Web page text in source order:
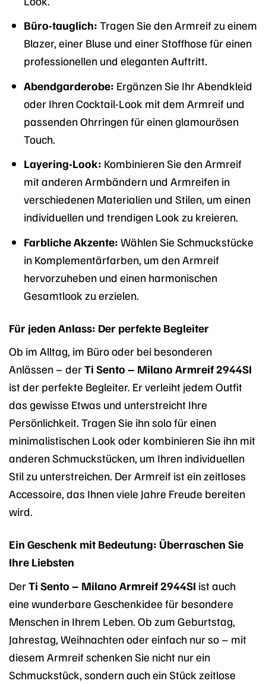
Büro-tauglich: Tragen Sie den Armreif zu einem
Blazer, einer Bluse und einer Stoffhose für einen
professionellen und eleganten Auftritt.
Abendgarderobe: Ergänzen Sie Ihr Abendkleid
oder Ihren Cocktail-Look mit dem Armreif und
passenden Ohrringen für einen glamourösen
Touch.
Layering-Look: Kombinieren Sie den Armreif
mit anderen Armbändern und Armreifen in
verschiedenen Materialien und Stilen, um einen
individuellen und trendigen Look zu kreieren.
Farbliche Akzente: Wählen Sie Schmuckstücke
in Komplementärfarben, um den Armreif
hervorzuheben und einen harmonischen
Gesamtlook zu erzielen.
Für jeden Anlass: Der perfekte Begleiter
Ob im Alltag, im Büro oder bei besonderen
Anlässen – derTi Sento – Milano Armreif 2944SI
ist der perfekte Begleiter. Er verleiht jedem Outfit
das gewisse Etwas und unterstreicht Ihre
Persönlichkeit. Tragen Sie ihn solo für einen
minimalistischen Look oder kombinieren Sie ihn mit
anderen Schmuckstücken, um Ihren individuellen
Stil zu unterstreichen. Der Armreif ist ein zeitloses
Accessoire, das Ihnen viele Jahre Freude bereiten
wird.
Ein Geschenk mit Bedeutung: Überraschen Sie
Ihre Liebsten
DerTi Sento – Milano Armreif 2944SI ist auch
eine wunderbare Geschenkidee für besondere
Menschen in Ihrem Leben. Ob zum Geburtstag,
Jahrestag, Weihnachten oder einfach nur so – mit
diesem Armreif schenken Sie nicht nur ein
Schmuckstück, sondern auch ein Stück zeitlose